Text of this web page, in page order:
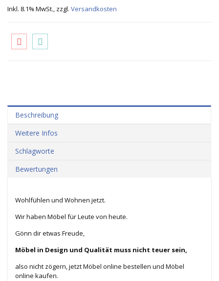
Inkl. 8.1% MwSt., zzgl. Versandkosten
Beschreibung
Weitere Infos
Schlagworte
Bewertungen
Wohlfühlen und Wohnen jetzt.
Wir haben Möbel für Leute von heute.
Gönn dir etwas Freude,
Möbel in Design und Qualität muss nicht teuer sein,
also nicht zögern, jetzt Möbel online bestellen und Möbel
online kaufen.